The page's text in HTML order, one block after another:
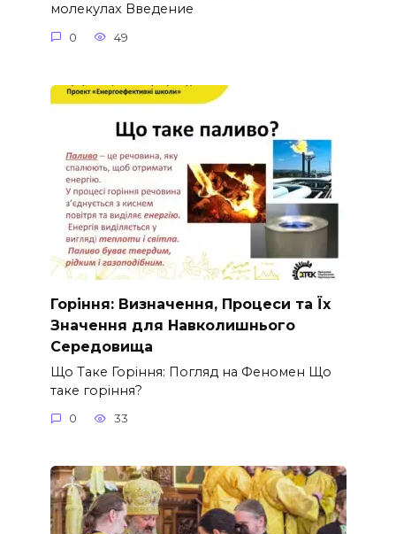
молекулах Введение
0 49
Горіння: Визначення, Процеси та Їх
Значення для Навколишнього
Середовища
Що Таке Горіння: Погляд на Феномен Що
таке горіння?
0 33